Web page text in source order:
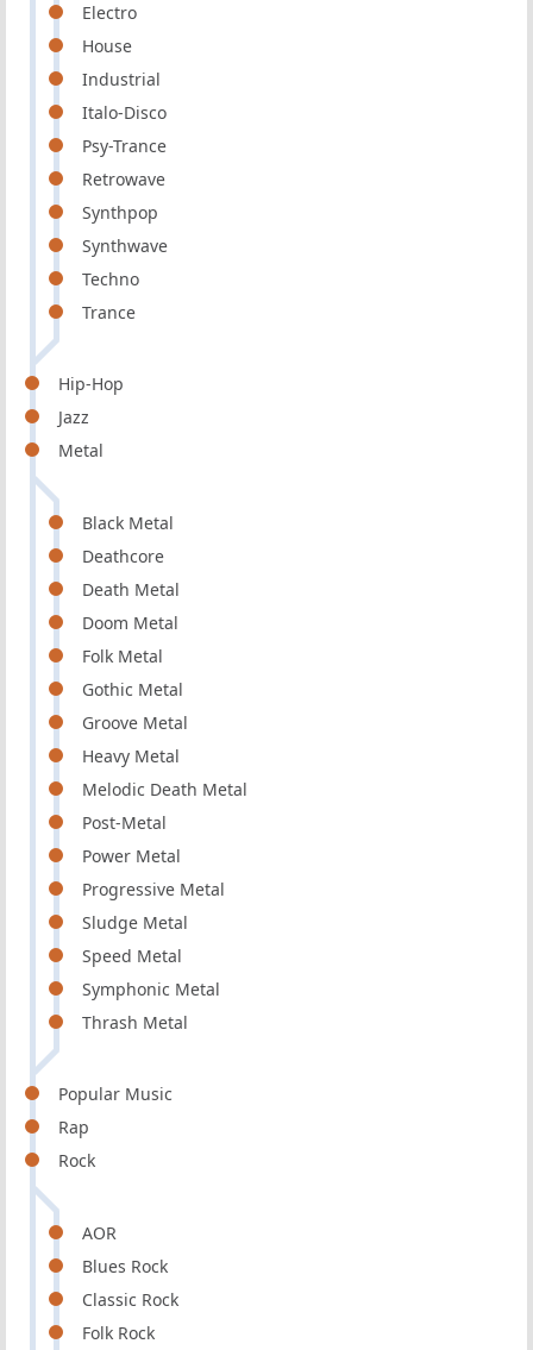
Electro
House
Industrial
Italo-Disco
Psy-Trance
Retrowave
Synthpop
Synthwave
Techno
Trance
Hip-Hop
Jazz
Metal
Black Metal
Deathcore
Death Metal
Doom Metal
Folk Metal
Gothic Metal
Groove Metal
Heavy Metal
Melodic Death Metal
Post-Metal
Power Metal
Progressive Metal
Sludge Metal
Speed Metal
Symphonic Metal
Thrash Metal
Popular Music
Rap
Rock
AOR
Blues Rock
Classic Rock
Folk Rock